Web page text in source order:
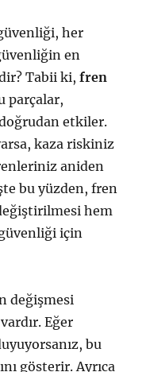
her
en
Tabii ki,fren
parçalar,
etkiler.
kaza riskiniz
aniden
bu yüzden, fren
hem
için
değişmesi
Eğer
bu
gösterir. Ayrıca